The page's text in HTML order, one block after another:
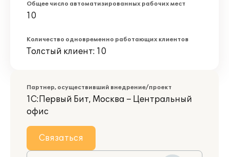
Общее число автоматизированных рабочих мест
10
Количество одновременно работающих клиентов
Толстый клиент: 10
Партнер, осуществивший внедрение/проект
1С:Первый Бит, Москва – Центральный
офис
Связаться